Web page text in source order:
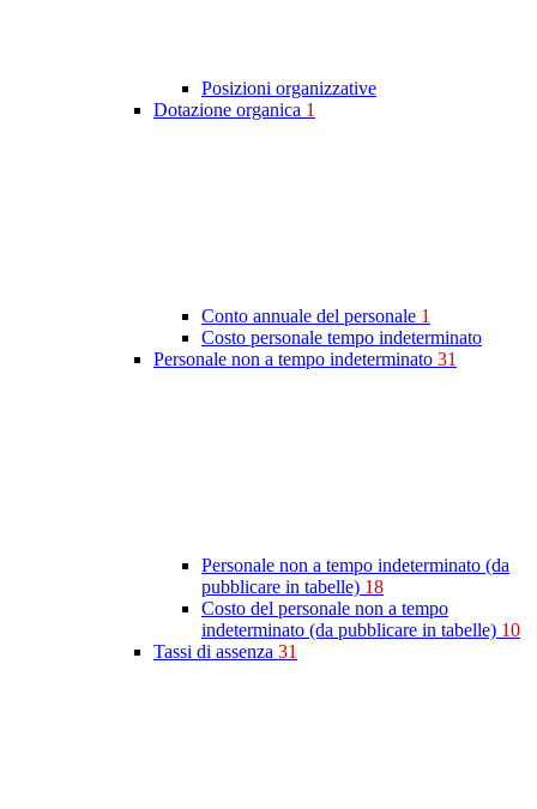
Posizioni organizzative
Dotazione organica 1
Conto annuale del personale 1
Costo personale tempo indeterminato
Personale non a tempo indeterminato 31
Personale non a tempo indeterminato (da
pubblicare in tabelle) 18
Costo del personale non a tempo
indeterminato (da pubblicare in tabelle) 10
Tassi di assenza 31